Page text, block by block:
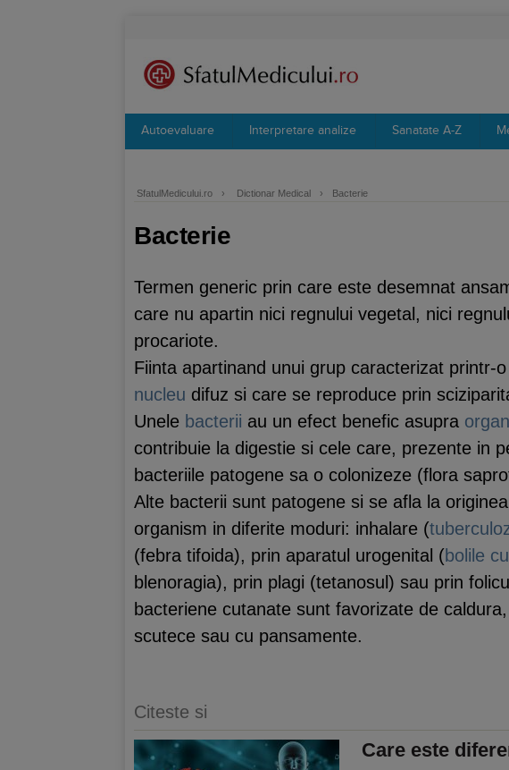
Autoevaluare Interpretare analize Sanatate A-Z
SfatulMedicului.ro › Dictionar Medical › Bacterie
Bacterie
Termen generic prin care este desemnat
care nu apartin nici regnului vegetal, nici
procariote.
Fiinta apartinand unui grup caracterizat printr-
nucleu difuz si care se reproduce prin
Unele bacterii au un efect benefic asupra
contribuie la digestie si cele care, prezente in
bacteriile patogene sa o colonizeze (flora
Alte bacterii sunt patogene si se afla la
organism in diferite moduri: inhalare (
(febra tifoida), prin aparatul urogenital (bolile
blenoragia), prin plagi (tetanosul) sau prin
bacteriene cutanate sunt favorizate de
scutece sau cu pansamente.
Citeste si
Care este